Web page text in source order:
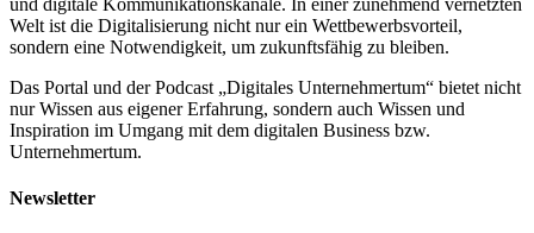
und digitale Kommunikationskanäle. In einer zunehmend vernetzten
Welt ist die Digitalisierung nicht nur ein Wettbewerbsvorteil,
sondern eine Notwendigkeit, um zukunftsfähig zu bleiben.
Das Portal und der Podcast „Digitales Unternehmertum“ bietet nicht
nur Wissen aus eigener Erfahrung, sondern auch Wissen und
Inspiration im Umgang mit dem digitalen Business bzw.
Unternehmertum.
Newsletter